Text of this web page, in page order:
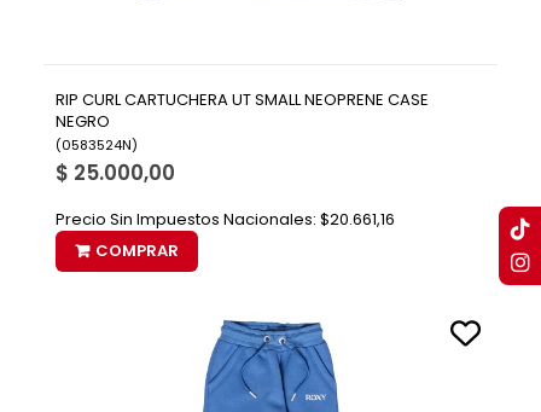
RIP CURL CARTUCHERA UT SMALL NEOPRENE CASE
NEGRO
(0583524N)
$ 25.000,00
Precio Sin Impuestos Nacionales: $20.661,16
COMPRAR